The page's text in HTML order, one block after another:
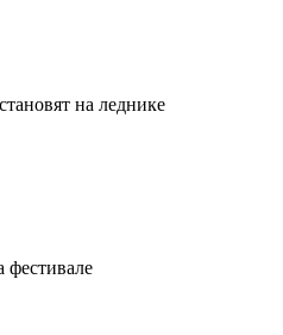
на леднике
фестивале